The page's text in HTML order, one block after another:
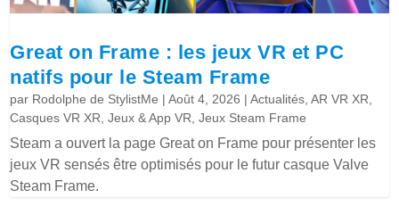
Great on Frame : les jeux VR et PC
natifs pour le Steam Frame
par Rodolphe de StylistMe |Août 4, 2026 |Actualités,AR VR XR,
Casques VR XR,Jeux & App VR,Jeux Steam Frame
Steam a ouvert la page Great on Frame pour présenter les
jeux VR sensés être optimisés pour le futur casque Valve
Steam Frame.